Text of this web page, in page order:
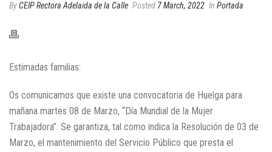
ByCEIP Rectora Adelaida de la Calle Posted 7 March, 2022 In Portada
Estimadas familias:
Os comunicamos que existe una convocatoria de Huelga para
mañana martes 08 de Marzo, “Día Mundial de la Mujer
Trabajadora”. Se garantiza, tal como indica la Resolución de 03 de
Marzo, el mantenimiento del Servicio Público que presta el